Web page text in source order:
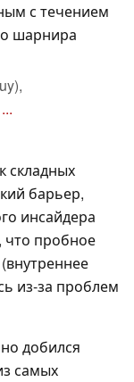
с течением
шарнира
...
складных
барьер,
инсайдера
что пробное
(внутреннее
из-за проблем
добился
самых